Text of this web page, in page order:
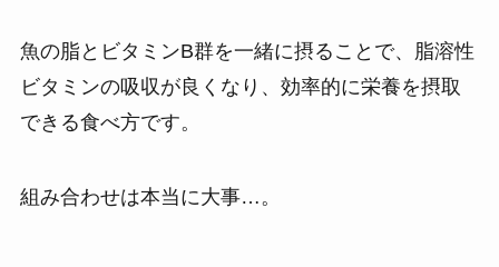
魚の脂とビタミンB群を一緒に摂ることで、脂溶性
ビタミンの吸収が良くなり、効率的に栄養を摂取
できる食べ方です。
組み合わせは本当に大事…。